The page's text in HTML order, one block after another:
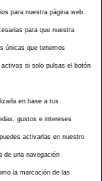
NOTICIAS OCV
para nuestra página web.
para que nuestra
únicas que tenemos
si solo pulsas el botón
en base a tus
gustos e intereses
activarlas en nuestro
de una navegación
la marcación de las